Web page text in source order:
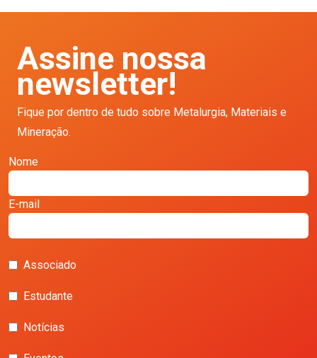
Assine nossa
newsletter!
Fique por dentro de tudo sobre Metalurgia, Materiais e
Mineração.
Nome
E-mail
Associado
Estudante
Notícias